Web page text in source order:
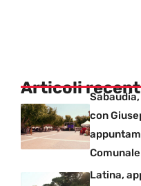
Articoli
con
Comunale
Latina,